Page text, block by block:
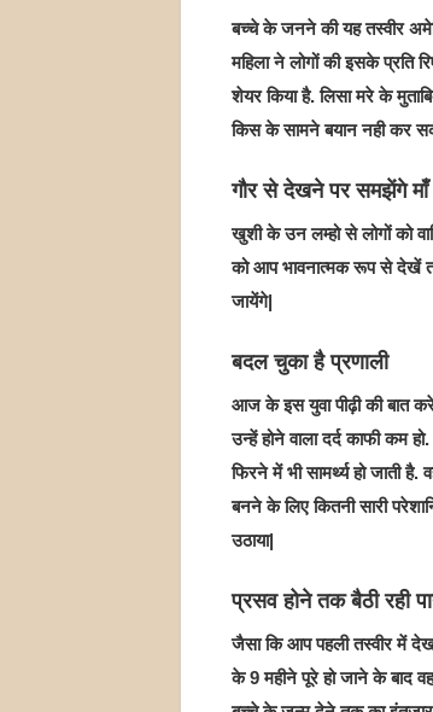
बच्चे के जनने की यह तस्वीर
महिला ने लोगों की इसके प्रति
शेयर किया है. लिसा मरे के
किस के सामने बयान नही कर
गौर से देखने पर समझेंगे माँ
खुशी के उन लम्हो से लोगों को
को आप भावनात्मक रूप से देखें
जायेंगे|
बदल चुका है प्रणाली
आज के इस युवा पीढ़ी की बात
उन्हें होने वाला दर्द काफी कम
फिरने में भी सामर्थ्य हो जाती
बनने के लिए कितनी सारी
उठाया|
प्रसव होने तक बैठी रही
जैसा कि आप पहली तस्वीर में
के 9 महीने पूरे हो जाने के बाद